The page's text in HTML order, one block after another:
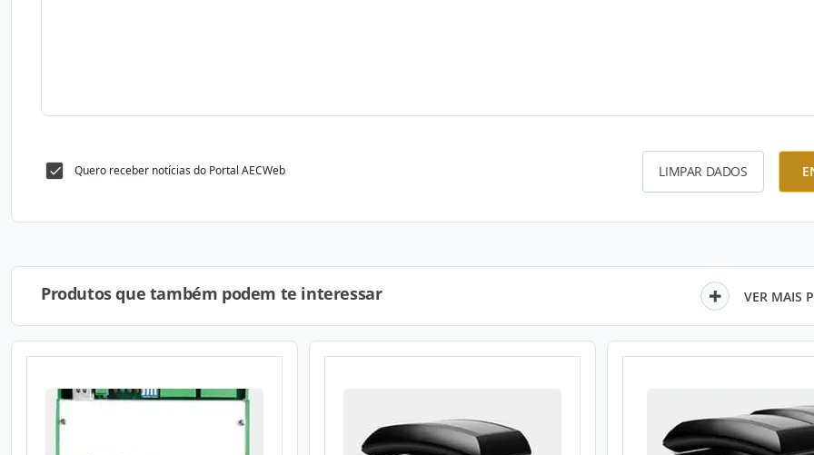
Quero receber notícias do Portal AECWeb LIMPAR DADOS
Produtos que também podem te interessar VER MAIS